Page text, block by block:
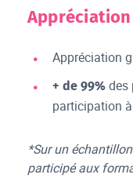
Appréciation
+ de 99% des
participation
*Sur un
participé aux